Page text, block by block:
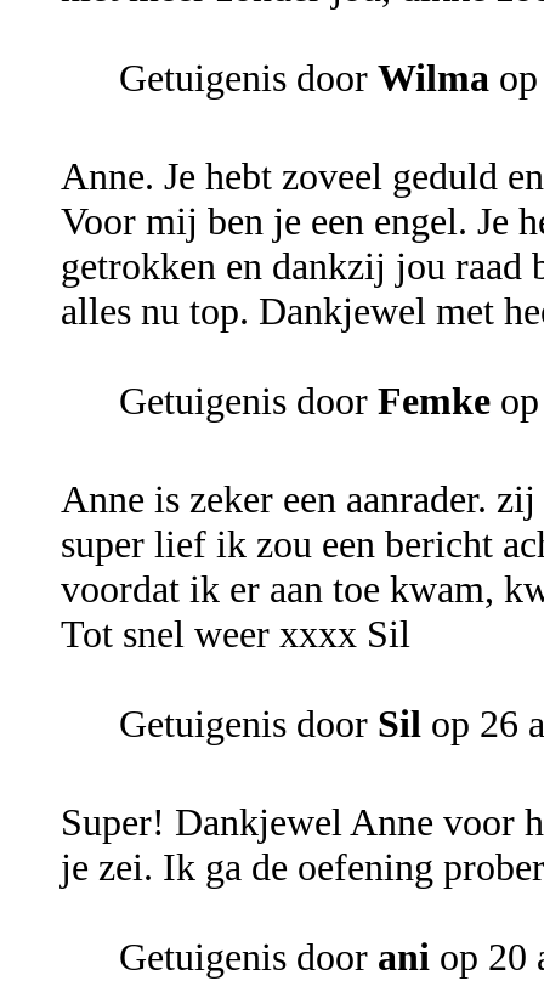
Getuigenis door Wilma
Anne. Je hebt zoveel geduld
Voor mij ben je een engel. Je
getrokken en dankzij jou raad
alles nu top. Dankjewel met
Getuigenis door Femke
Anne is zeker een aanrader.
super lief ik zou een bericht
voordat ik er aan toe kwam,
Tot snel weer xxxx Sil
Getuigenis door Sil op 26
Super! Dankjewel Anne voor
je zei. Ik ga de oefening
Getuigenis door ani op 20